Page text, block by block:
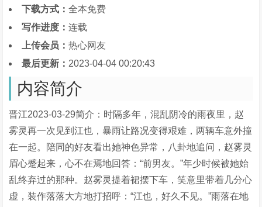
下载方式：全本免费
写作进度：连载
上传会员：热心网友
最后更新： 2023-04-04 00:20:43
内容简介
晋江2023-03-29简介：时隔多年，混乱阴冷的雨夜里，赵
雾灵再一次见到江也，暴雨让路况变得艰难，两辆车意外撞
在一起。陪同的好友看出她神色异常，八卦地追问，赵雾灵
眉心蹙起来，心不在焉地回答：“前男友。”年少时候被她始
乱终弃过的那种。赵雾灵提着裙摆下车，笑意里带着几分心
虚，装作落落大方地打招呼：“江也，好久不见。”雨落在地